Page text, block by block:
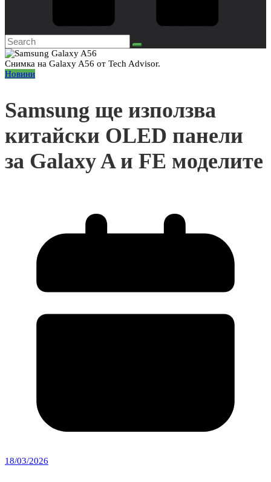
Снимка на Galaxy A56 от Tech Advisor.
Новини
Samsung ще използва
китайски OLED панели
за Galaxy A и FE моделите
18/03/2026